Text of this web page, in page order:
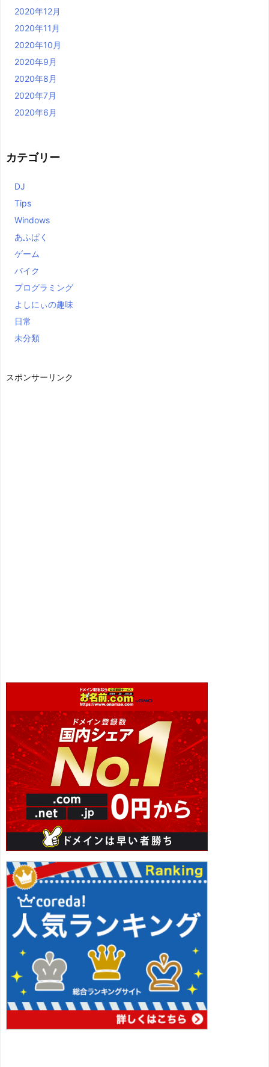
2020年12月
2020年11月
2020年10月
2020年9月
2020年8月
2020年7月
2020年6月
カテゴリー
DJ
Tips
Windows
あふぱく
ゲーム
バイク
プログラミング
よしにぃの趣味
日常
未分類
スポンサーリンク